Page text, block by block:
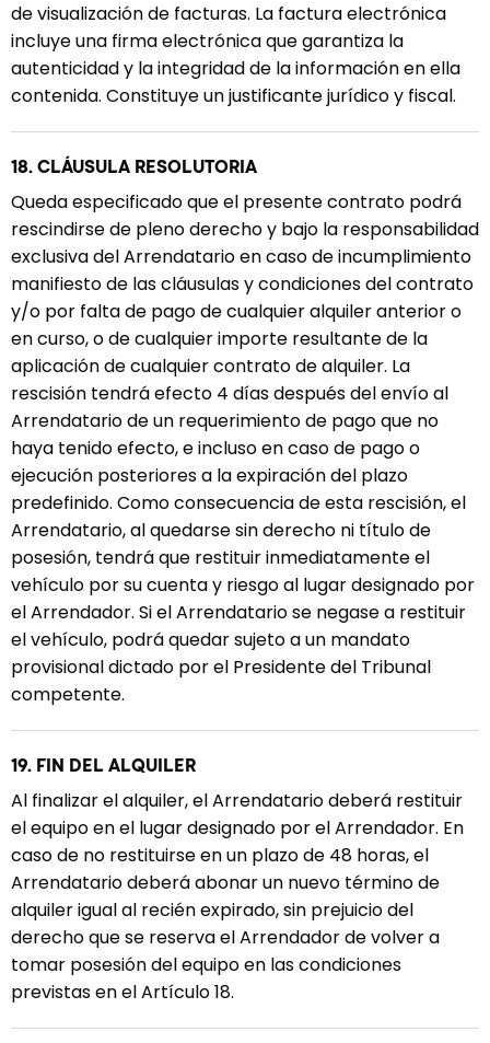
de visualización de facturas. La factura electrónica
incluye una firma electrónica que garantiza la
autenticidad y la integridad de la información en ella
contenida. Constituye un justificante jurídico y fiscal.
18. CLÁUSULA RESOLUTORIA
Queda especificado que el presente contrato podrá
rescindirse de pleno derecho y bajo la responsabilidad
exclusiva del Arrendatario en caso de incumplimiento
manifiesto de las cláusulas y condiciones del contrato
y/o por falta de pago de cualquier alquiler anterior o
en curso, o de cualquier importe resultante de la
aplicación de cualquier contrato de alquiler. La
rescisión tendrá efecto 4 días después del envío al
Arrendatario de un requerimiento de pago que no
haya tenido efecto, e incluso en caso de pago o
ejecución posteriores a la expiración del plazo
predefinido. Como consecuencia de esta rescisión, el
Arrendatario, al quedarse sin derecho ni título de
posesión, tendrá que restituir inmediatamente el
vehículo por su cuenta y riesgo al lugar designado por
el Arrendador. Si el Arrendatario se negase a restituir
el vehículo, podrá quedar sujeto a un mandato
provisional dictado por el Presidente del Tribunal
competente.
19. FIN DEL ALQUILER
Al finalizar el alquiler, el Arrendatario deberá restituir
el equipo en el lugar designado por el Arrendador. En
caso de no restituirse en un plazo de 48 horas, el
Arrendatario deberá abonar un nuevo término de
alquiler igual al recién expirado, sin prejuicio del
derecho que se reserva el Arrendador de volver a
tomar posesión del equipo en las condiciones
previstas en el Artículo 18.